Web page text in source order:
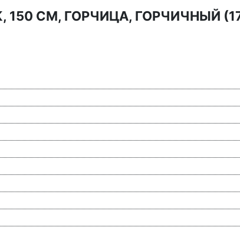
150 СМ, ГОРЧИЦА, ГОРЧИЧНЫЙ